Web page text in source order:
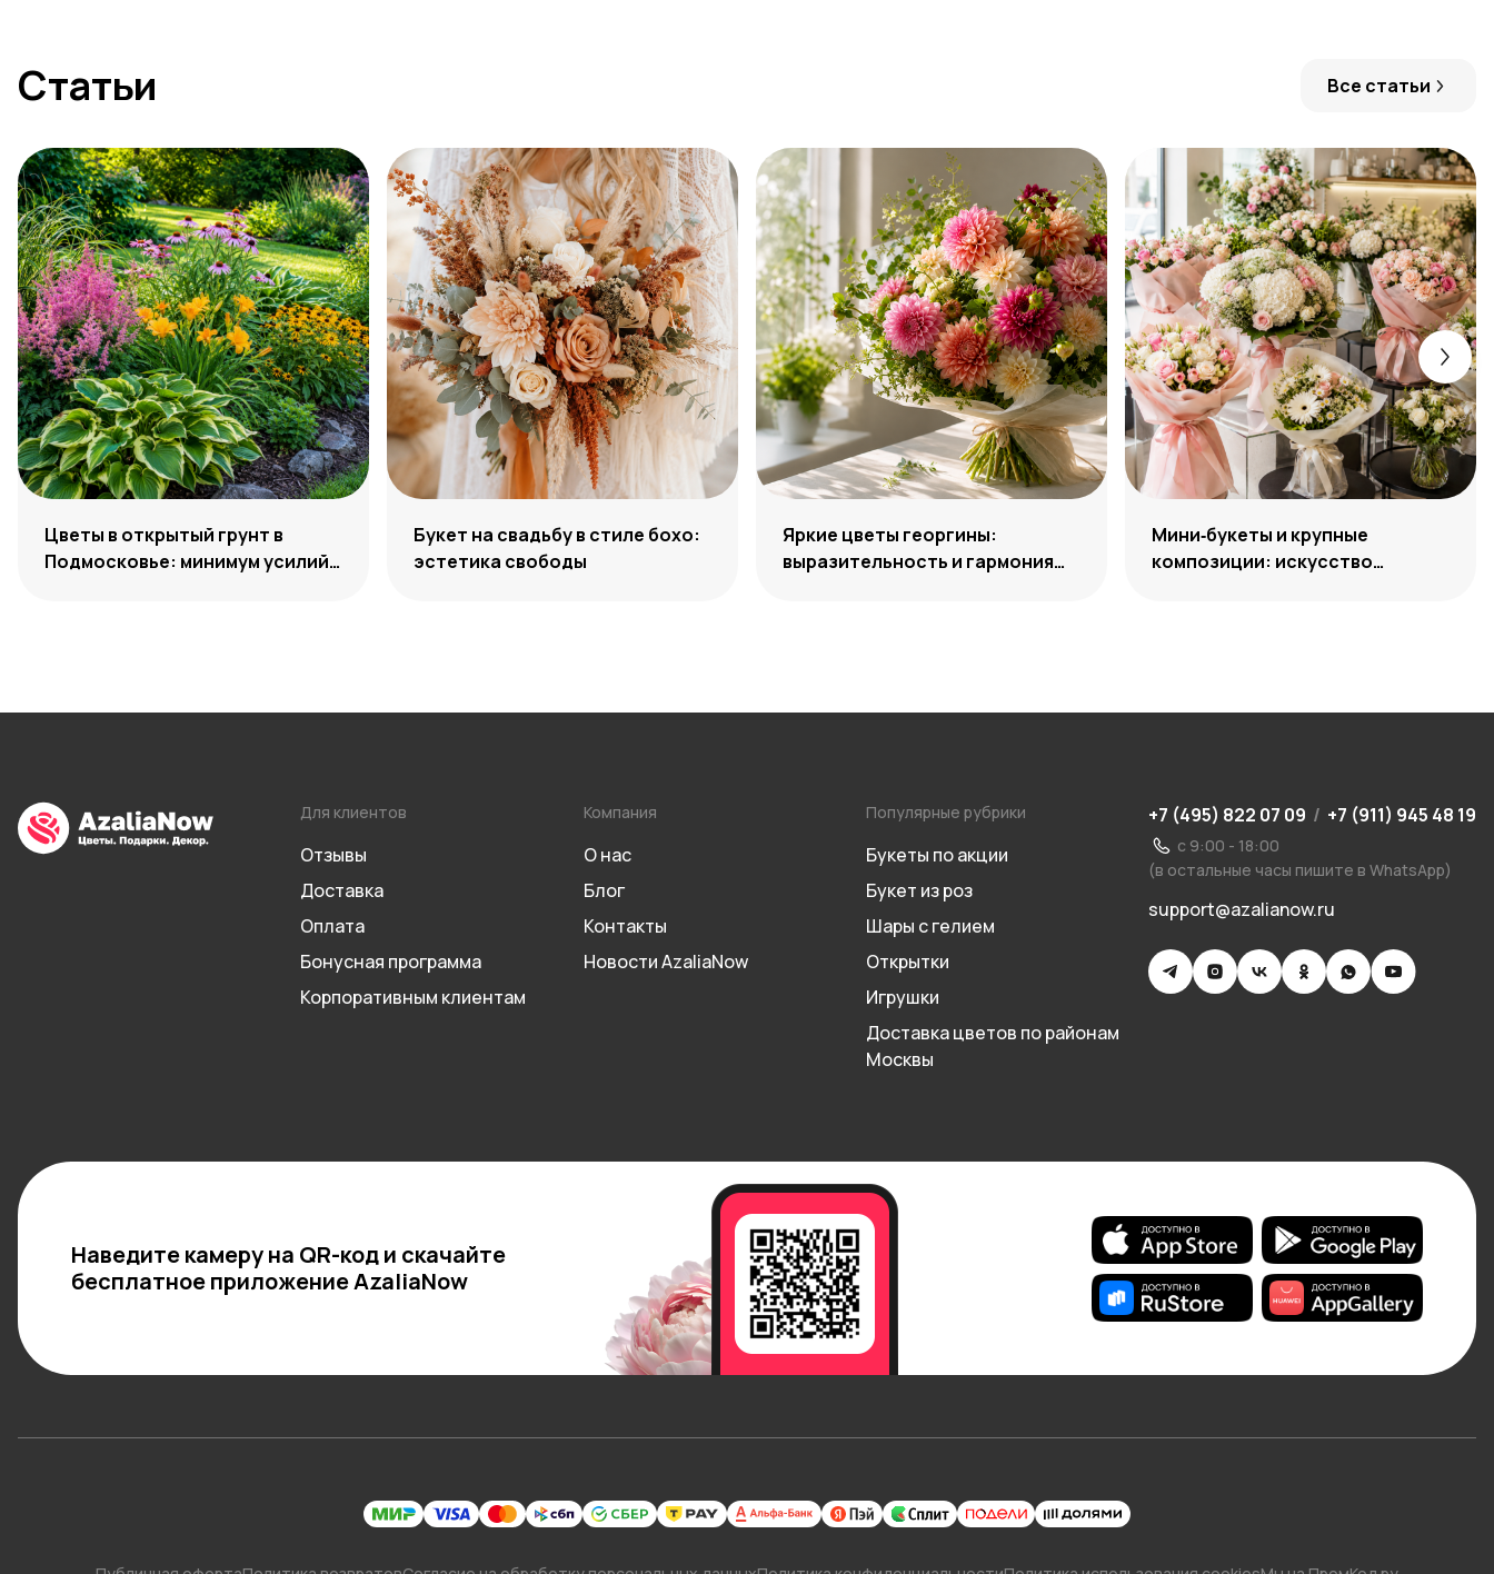
Статьи Все статьи
Цветы в открытый грунт в
Подмосковье: минимум усилий,
Букет на свадьбу в стиле бохо:
эстетика свободы
Яркие цветы георгины:
выразительность и гармония
Мини‑букеты и крупные
композиции: искусство
Для клиентов
Отзывы
Доставка
Оплата
Бонусная программа
Корпоративным клиентам
Компания
О нас
Блог
Контакты
Новости AzaliaNow
Популярные рубрики
Букеты по акции
Букет из роз
Шары с гелием
Открытки
Игрушки
Доставка цветов по районам
Москвы
+7 (495) 822 07 09 / +7 (911) 945 48 19
с 9:00 - 18:00
(в остальные часы пишите в WhatsApp)
support@azalianow.ru
Наведите камеру на QR-код и скачайте
бесплатное приложение AzaliaNow